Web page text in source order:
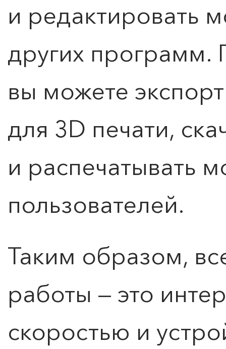
и редактировать
других программ.
вы можете
для 3D печати,
и распечатывать
пользователей.
Таким образом,
работы — это
скоростью и
0 ">
Берлинской
Подробнее